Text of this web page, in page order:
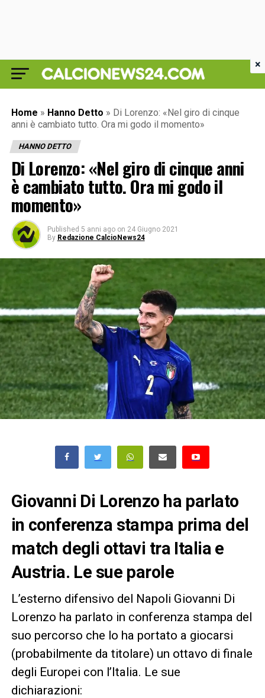
Home » Hanno Detto » Di Lorenzo: «Nel giro di cinque
anni è cambiato tutto. Ora mi godo il momento»
HANNO DETTO
Di Lorenzo: «Nel giro di cinque anni
è cambiato tutto. Ora mi godo il
momento»
Published 5 anni ago on 24 Giugno 2021
By Redazione CalcioNews24
Giovanni Di Lorenzo ha parlato
in conferenza stampa prima del
match degli ottavi tra Italia e
Austria. Le sue parole
L’esterno difensivo del Napoli Giovanni Di
Lorenzo ha parlato in conferenza stampa del
suo percorso che lo ha portato a giocarsi
(probabilmente da titolare) un ottavo di finale
degli Europei con l’Italia. Le sue
dichiarazioni:
×